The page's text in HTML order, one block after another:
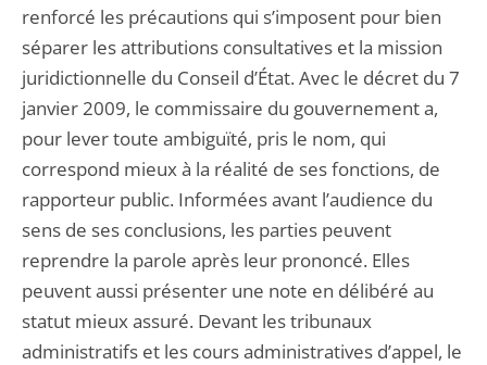
renforcé les précautions qui s’imposent pour bien
séparer les attributions consultatives et la mission
juridictionnelle du Conseil d’État. Avec le décret du 7
janvier 2009, le commissaire du gouvernement a,
pour lever toute ambiguïté, pris le nom, qui
correspond mieux à la réalité de ses fonctions, de
rapporteur public. Informées avant l’audience du
sens de ses conclusions, les parties peuvent
reprendre la parole après leur prononcé. Elles
peuvent aussi présenter une note en délibéré au
statut mieux assuré. Devant les tribunaux
administratifs et les cours administratives d’appel, le